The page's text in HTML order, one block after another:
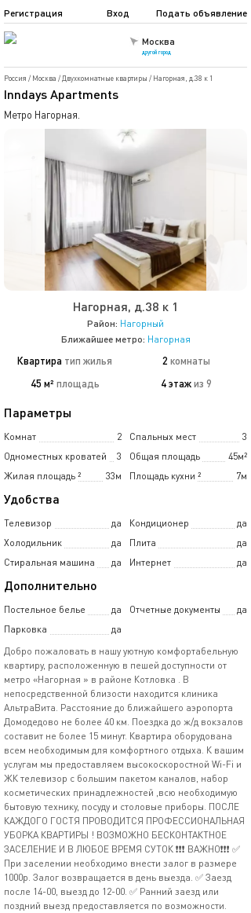
Москва
другой город
Подать объявление
Регистрация Вход
Россия / Москва / Двухкомнатные квартиры / Нагорная, д.38 к 1
Inndays Apartments
Метро Нагорная.
Нагорная, д.38 к 1
Район: Нагорный
Ближайшее метро: Нагорная
Квартира тип жилья 2 комнаты
45 м² площадь 4 этажиз 9
Параметры
Комнат 2 Спальных мест
3
Одноместных кроватей
3 Общая площадь
45м²
Жилая площадь
33м
² Площадь кухни 7м
²
Удобства
Телевизор да Кондиционер
да
Холодильник
да Плита
да
Стиральная машина
да Интернет да
Дополнительно
Постельное белье да Отчетные документы
да
Парковка
да
Добро пожаловать в нашу уютную комфортабельную
квартиру, расположенную в пешей доступности от
метро «Нагорная » в районе Котловка . В
непосредственной близости находится клиника
АльтраВита. Расстояние до ближайшего аэропорта
Домодедово не более 40 км. Поездка до ж/д вокзалов
составит не более 15 минут. Квартира оборудована
всем необходимым для комфортного отдыха. К вашим
услугам мы предоставляем высокоскоростной Wi-Fi и
ЖК телевизор с большим пакетом каналов, набор
косметических принадлежностей ,всю необходимую
бытовую технику, посуду и столовые приборы. ПОСЛЕ
КАЖДОГО ГОСТЯ ПРОВОДИТСЯ ПРОФЕССИОНАЛЬНАЯ
УБОРКА КВАРТИРЫ ! ВОЗМОЖНО БЕСКОНТАКТНОЕ
ЗАСЕЛЕНИЕ И В ЛЮБОЕ ВРЕМЯ СУТОК ❗️❗️❗️ ВАЖНО❗️❗️❗️ ✅
При заселении необходимо внести залог в размере
1000р. Залог возвращается в день выезда. ✅ Заезд
после 14-00, выезд до 12-00. ✅ Ранний заезд или
поздний выезд предоставляется по возможности.